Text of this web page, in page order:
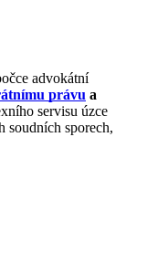
advokátní
právu a
servisu úzce
soudních sporech,